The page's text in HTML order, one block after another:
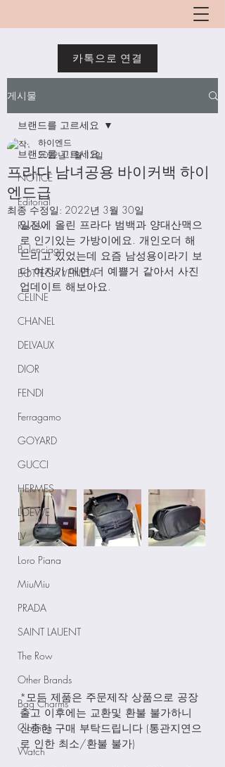
카톡으로 연결
게시물
브랜드를 고르세요
NOTICE
Editorial
Review
Balenciaga
BOTTEGA VENETA
CELINE
CHANEL
DELVAUX
DIOR
FENDI
Ferragamo
GOYARD
GUCCI
HERMES
LOEWE
LV
Loro Piana
MiuMiu
PRADA
SAINT LAUENT
The Row
Other Brands
Bag Charms
Clothing
Watch
브랜드를 고르세요
프라다 남녀공용 바이커백 하이
엔드급
하이엔드
2022년 1월 13일
최종 수정일: 2022년 3월 30일
일전에 올린 프라다 범백과 양대산맥으
로 인기있는 가방이에요. 개인오더 해
드리고 있었는데 요즘 남성용이라기 보
다 여자가 매면 더 예쁠거 같아서 사진
업데이트 해보아요.
*모든 제품은 주문제작 상품으로 공장
출고 이후에는 교환및 환불 불가하니
신중한 구매 부탁드립니다 (통관지연으
로 인한 최소/환불 불가)